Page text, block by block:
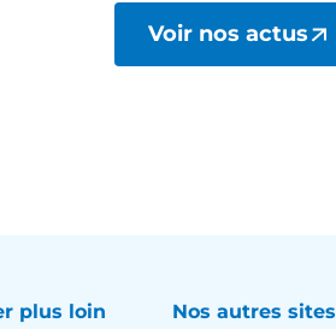
Voir nos actus
plus loin Nos autres sites